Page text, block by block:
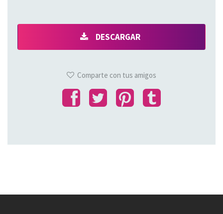
DESCARGAR
Comparte con tus amigos